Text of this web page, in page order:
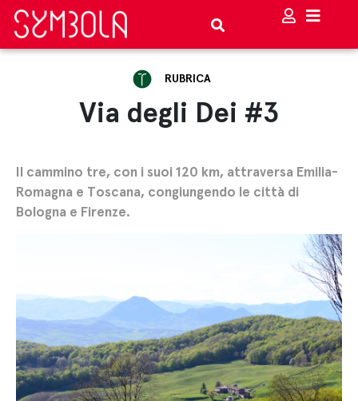
RUBRICA
Via degli Dei #3
Il cammino tre, con i suoi 120 km, attraversa Emilia-
Romagna e Toscana, congiungendo le città di
Bologna e Firenze.